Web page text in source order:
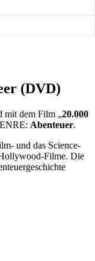
(DVD)
mit dem Film „20.000
Abenteuer.
und das Science-
Filme. Die